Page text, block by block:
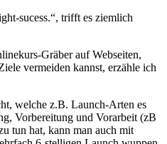
sucess.“, trifft es ziemlich
Gräber auf Webseiten,
vermeiden kannst, erzähle ich
welche z.B. Launch-Arten es
Vorbereitung und Vorarbeit (zB
tun hat, kann man auch mit